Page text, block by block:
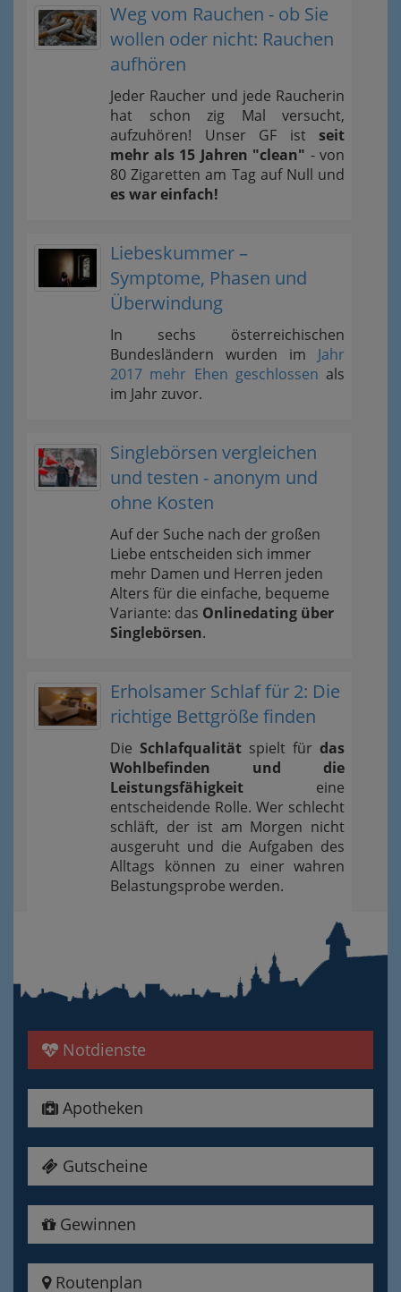
Weg vom Rauchen - ob Sie
wollen oder nicht: Rauchen
aufhören
Jeder Raucher und jede Raucherin
hat schon zig Mal versucht,
aufzuhören! Unser GF ist seit
mehr als 15 Jahren "clean" - von
80 Zigaretten am Tag auf Null und
es war einfach!
Liebeskummer –
Symptome, Phasen und
Überwindung
In sechs österreichischen
Bundesländern wurden im Jahr
2017 mehr Ehen geschlossen als
im Jahr zuvor.
Singlebörsen vergleichen
und testen - anonym und
ohne Kosten
Auf der Suche nach der großen
Liebe entscheiden sich immer
mehr Damen und Herren jeden
Alters für die einfache, bequeme
Variante: das Onlinedating über
Singlebörsen.
Erholsamer Schlaf für 2: Die
richtige Bettgröße finden
Die Schlafqualität spielt für das
Wohlbefinden und die
Leistungsfähigkeit eine
entscheidende Rolle. Wer schlecht
schläft, der ist am Morgen nicht
ausgeruht und die Aufgaben des
Alltags können zu einer wahren
Belastungsprobe werden.
Notdienste
Apotheken
Gutscheine
Gewinnen
Routenplan